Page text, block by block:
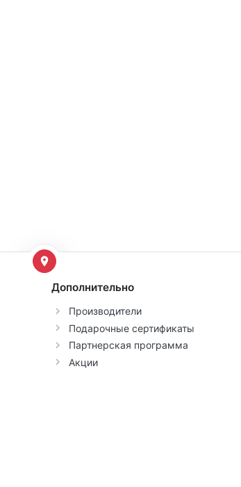
Дополнительно
Производители
Подарочные сертификаты
Партнерская программа
Акции